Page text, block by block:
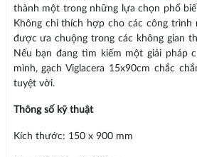
thành một trong những lựa chọn phổ
Không chỉ thích hợp cho các công trình
được ưa chuộng trong các không gian
Nếu bạn đang tìm kiếm một giải pháp
mình, gạch Viglacera 15x90cm chắc
tuyệt vời.
Thông số kỹ thuật
Kích thước: 150 x 900 mm